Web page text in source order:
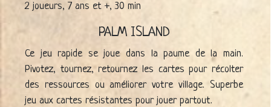
2 joueurs, 7 ans et +, 30 min
PALM ISLAND
Ce jeu rapide se joue dans la paume de la main.
Pivotez, tournez, retournez les cartes pour récolter
des ressources ou améliorer votre village. Superbe
jeu aux cartes résistantes pour jouer partout.